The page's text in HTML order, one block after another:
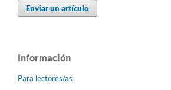
Enviar un artículo
Información
Para lectores/as